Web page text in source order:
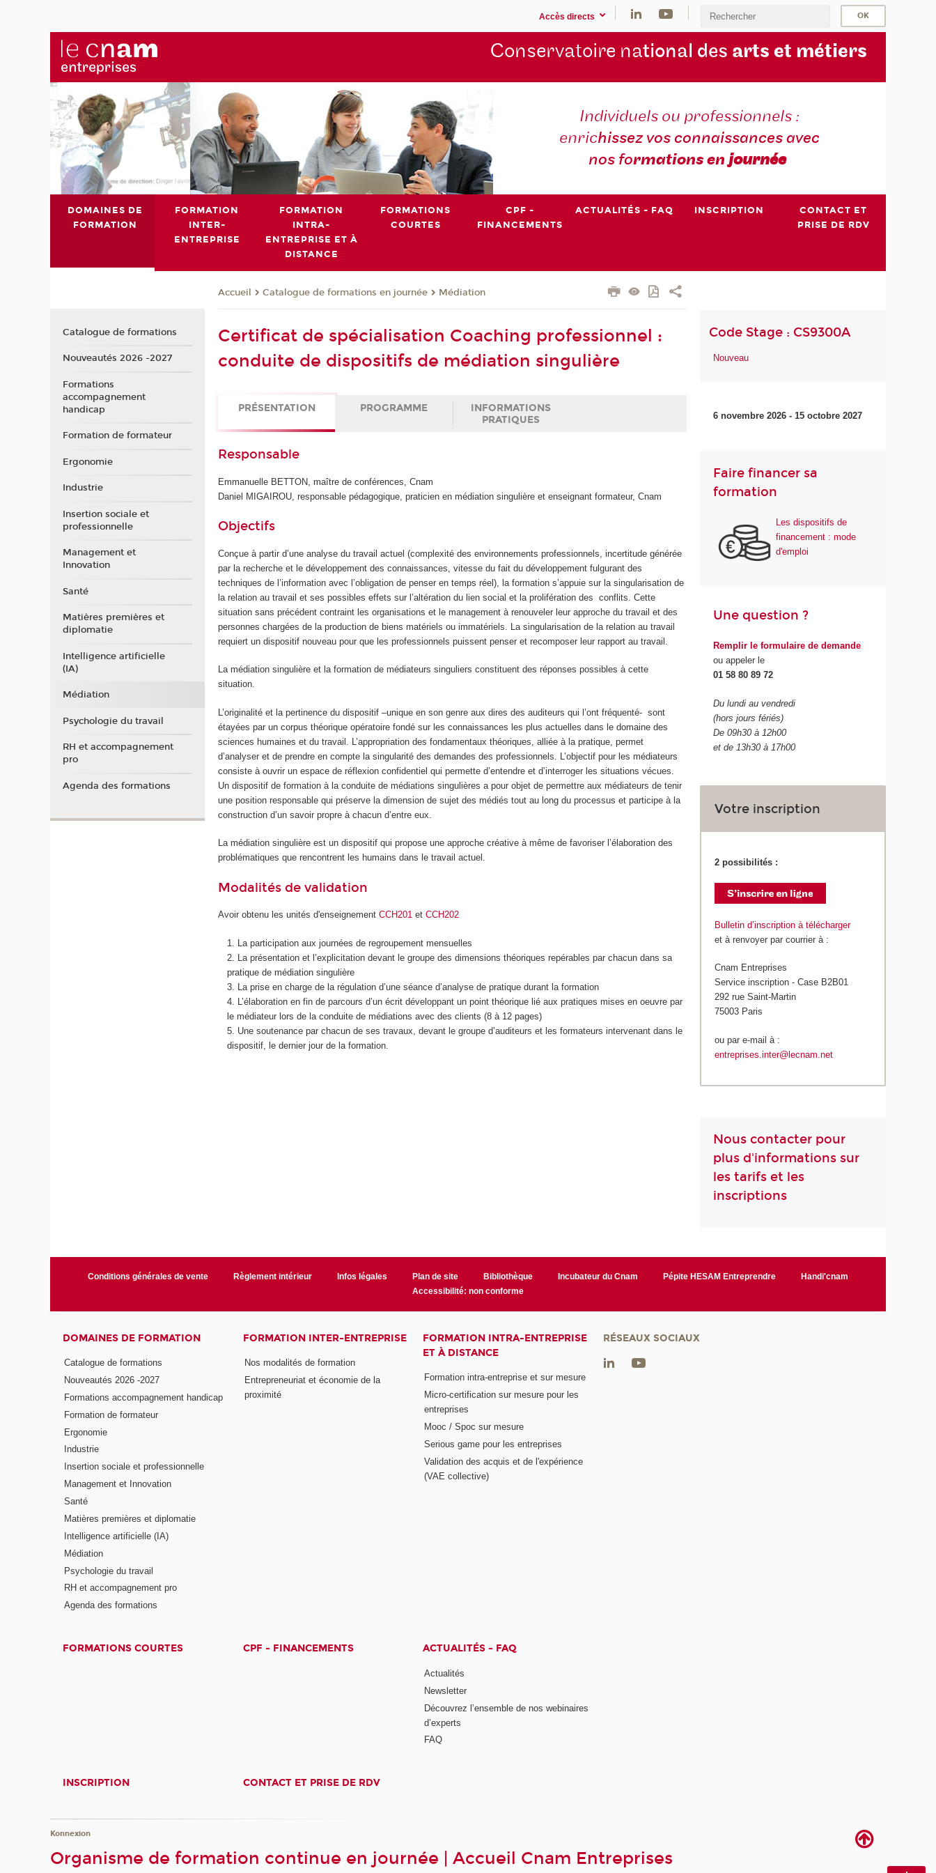
Accès directs
Conservatoire national des arts et métiers
Individuels ou professionnels :
enrichissez vos connaissances avec
nos formations enjournée
DOMAINES DE
FORMATION
FORMATION
INTER-
ENTREPRISE
FORMATION
INTRA-
ENTREPRISE ET À
DISTANCE
FORMATIONS
COURTES
CPF -
FINANCEMENTS
ACTUALITÉS - FAQ INSCRIPTION
CONTACT ET
PRISE DE RDV
Accueil Catalogue de formations en journée Médiation
Certificat de spécialisation Coaching professionnel :
conduite de dispositifs de médiation singulière
PRÉSENTATION PROGRAMME
INFORMATIONS
PRATIQUES
Responsable
Emmanuelle BETTON, maître de conférences, Cnam
Daniel MIGAIROU, responsable pédagogique, praticien en médiation singulière et enseignant formateur, Cnam
Objectifs
Conçue à partir d’une analyse du travail actuel (complexité des environnements professionnels, incertitude générée
par la recherche et le développement des connaissances, vitesse du fait du développement fulgurant des
techniques de l’information avec l’obligation de penser en temps réel), la formation s’appuie sur la singularisation de
la relation au travail et ses possibles effets sur l’altération du lien social et la prolifération des conflits. Cette
situation sans précédent contraint les organisations et le management à renouveler leur approche du travail et des
personnes chargées de la production de biens matériels ou immatériels. La singularisation de la relation au travail
requiert un dispositif nouveau pour que les professionnels puissent penser et recomposer leur rapport au travail.
La médiation singulière et la formation de médiateurs singuliers constituent des réponses possibles à cette
situation.
L’originalité et la pertinence du dispositif –unique en son genre aux dires des auditeurs qui l’ont fréquenté- sont
étayées par un corpus théorique opératoire fondé sur les connaissances les plus actuelles dans le domaine des
sciences humaines et du travail. L’appropriation des fondamentaux théoriques, alliée à la pratique, permet
d’analyser et de prendre en compte la singularité des demandes des professionnels. L’objectif pour les médiateurs
consiste à ouvrir un espace de réflexion confidentiel qui permette d’entendre et d’interroger les situations vécues.
Un dispositif de formation à la conduite de médiations singulières a pour objet de permettre aux médiateurs de tenir
une position responsable qui préserve la dimension de sujet des médiés tout au long du processus et participe à la
construction d’un savoir propre à chacun d’entre eux.
La médiation singulière est un dispositif qui propose une approche créative à même de favoriser l’élaboration des
problématiques que rencontrent les humains dans le travail actuel.
Modalités de validation
Avoir obtenu les unités d'enseignementCCH201 etCCH202
La participation aux journées de regroupement mensuelles
La présentation et l’explicitation devant le groupe des dimensions théoriques repérables par chacun dans sa
pratique de médiation singulière
La prise en charge de la régulation d’une séance d’analyse de pratique durant la formation
L’élaboration en fin de parcours d’un écrit développant un point théorique lié aux pratiques mises en oeuvre par
le médiateur lors de la conduite de médiations avec des clients (8 à 12 pages)
Une soutenance par chacun de ses travaux, devant le groupe d’auditeurs et les formateurs intervenant dans le
dispositif, le dernier jour de la formation.
Code Stage : CS9300A
Nouveau
6 novembre 2026 - 15 octobre 2027
Faire financer sa
formation
Les dispositifs de
financement : mode
d'emploi
Une question ?
Remplir le formulaire de demande
ou appeler le
01 58 80 89 72
Du lundi au vendredi
(hors jours fériés)
De 09h30 à 12h00
et de 13h30 à 17h00
Votre inscription
2 possibilités :
Bulletin d’inscription à télécharger
et à renvoyer par courrier à :
Cnam Entreprises
Service inscription - Case B2B01
292 rue Saint-Martin
75003 Paris
ou par e-mail à :
entreprises.inter@lecnam.net
Nous contacter pour
plus d'informations sur
les tarifs et les
inscriptions
Catalogue de formations
Nouveautés 2026 -2027
Formations
accompagnement
handicap
Formation de formateur
Ergonomie
Industrie
Insertion sociale et
professionnelle
Management et
Innovation
Santé
Matières premières et
diplomatie
Intelligence artificielle
(IA)
Médiation
Psychologie du travail
RH et accompagnement
pro
Agenda des formations
Conditions générales de vente Règlement intérieur Infos légales Plan de site Bibliothèque Incubateur du Cnam Pépite HESAM Entreprendre
Handi'cnam
Accessibilité: non conforme
DOMAINES DE FORMATION
Catalogue de formations
Nouveautés 2026 -2027
Formations accompagnement handicap
Formation de formateur
Ergonomie
Industrie
Insertion sociale et professionnelle
Management et Innovation
Santé
Matières premières et diplomatie
Intelligence artificielle (IA)
Médiation
Psychologie du travail
RH et accompagnement pro
Agenda des formations
FORMATION INTER-ENTREPRISE
Nos modalités de formation
Entrepreneuriat et économie de la
proximité
FORMATION INTRA-ENTREPRISE
ET À DISTANCE
Formation intra-entreprise et sur mesure
Micro-certification sur mesure pour les
entreprises
Mooc / Spoc sur mesure
Serious game pour les entreprises
Validation des acquis et de l'expérience
(VAE collective)
FORMATIONS COURTES CPF - FINANCEMENTS ACTUALITÉS - FAQ
Actualités
Newsletter
Découvrez l’ensemble de nos webinaires
d’experts
FAQ
INSCRIPTION CONTACT ET PRISE DE RDV
RÉSEAUX SOCIAUX
Konnexion
Organisme de formation continue en journée | Accueil Cnam Entreprises